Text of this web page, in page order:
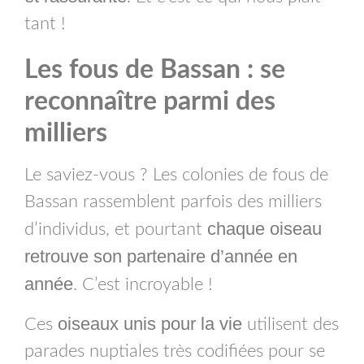
tant !
Les fous de Bassan : se
reconnaître parmi des
milliers
Le saviez-vous ? Les colonies de fous de
Bassan rassemblent parfois des milliers
d’individus, et pourtant chaque oiseau
retrouve son partenaire d’année en
année. C’est incroyable !
Ces oiseaux unis pour la vie utilisent des
parades nuptiales très codifiées pour se